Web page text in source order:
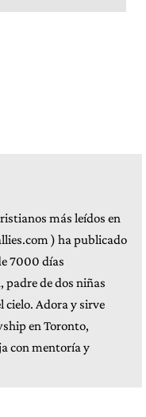
más leídos en
) ha publicado
7000 días
padre de dos niñas
cielo. Adora y sirve
en Toronto,
con mentoría y